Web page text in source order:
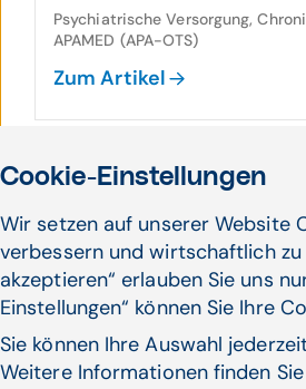
Psychiatrische Versorgung,
APAMED (APA-OTS)
Zum Artikel
26.11.25
Gewalt­prä­vention
ge­dacht werden
Dachverband Wiener
Sozialeinrichtungen:
intersektional ...
Patient Empowerment,
Cookie-Einstellungen
Wir setzen auf unserer Website
verbessern und wirtschaftlich zu
akzeptieren“ erlauben Sie uns
Einstellungen“ können Sie Ihre
Sie können Ihre Auswahl
Weitere Informationen finden